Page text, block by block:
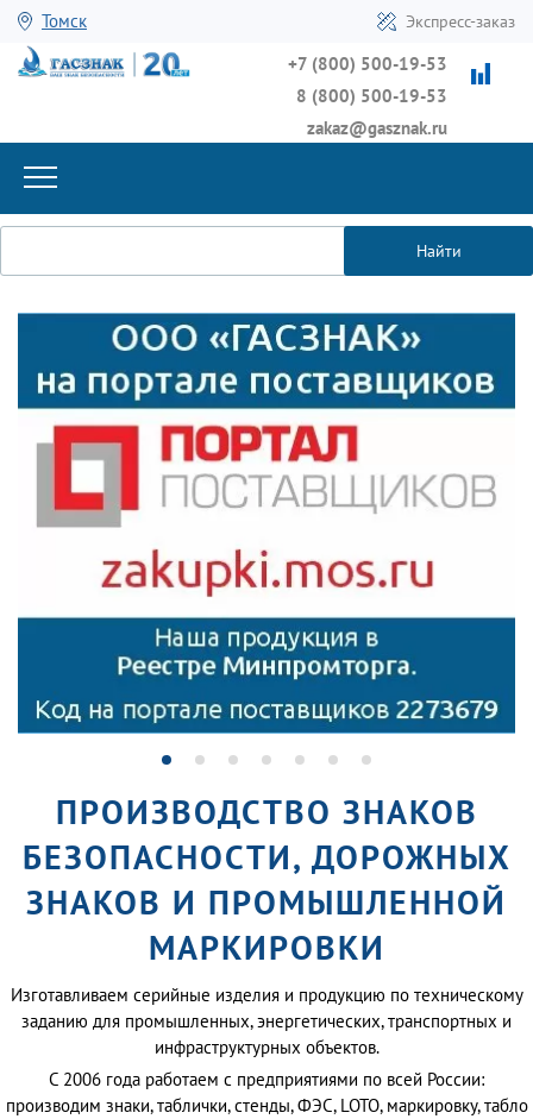
Томск Экспресс-заказ
+7 (800) 500-19-53
8 (800) 500-19-53
zakaz@gasznak.ru
Найти
ПРОИЗВОДСТВО ЗНАКОВ
БЕЗОПАСНОСТИ, ДОРОЖНЫХ
ЗНАКОВ И ПРОМЫШЛЕННОЙ
МАРКИРОВКИ
Изготавливаем серийные изделия и продукцию по техническому
заданию для промышленных, энергетических, транспортных и
инфраструктурных объектов.
С 2006 года работаем с предприятиями по всей России:
производим знаки, таблички, стенды, ФЭС, LOTO, маркировку, табло